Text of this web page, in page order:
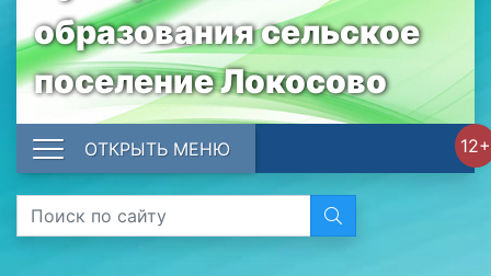
образования сельское
поселение Локосово
12+
ОТКРЫТЬ МЕНЮ